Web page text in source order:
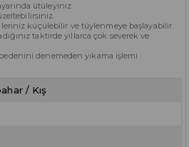
ütüleyiniz.
küçülebilir ve tüylenmeye başlayabilir.
taktirde yıllarca çok severek ve
denemeden yıkama işlemi
/ Kış